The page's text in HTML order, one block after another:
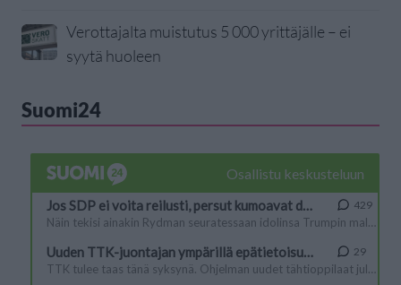
Verottajalta muistutus 5 000 yrittäjälle – ei
syytä huoleen
Suomi24